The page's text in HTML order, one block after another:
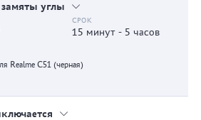
углы
15 минут - 5 часов
Realme C51 (черная)